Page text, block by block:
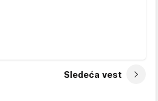
Sledeća vest